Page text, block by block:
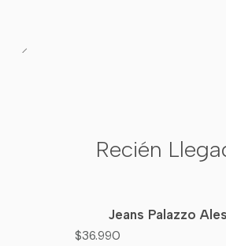
Recién
Jeans Palazzo
$36.990